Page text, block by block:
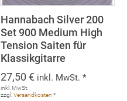
Hannabach Silver 200
Set 900 Medium High
Tension Saiten für
Klassikgitarre
27,50€ inkl. MwSt. *
inkl. MwSt.
zzgl.Versandkosten *